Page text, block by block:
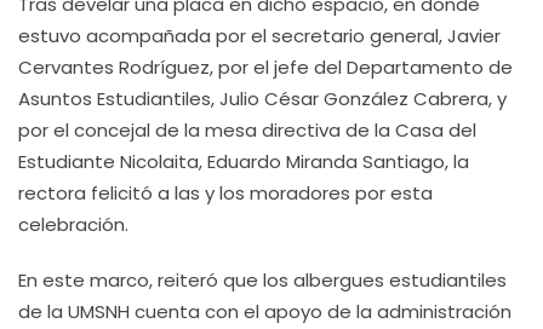
estuvo acompañada por el secretario general, Javier
Cervantes Rodríguez, por el jefe del Departamento de
Asuntos Estudiantiles, Julio César González Cabrera, y
por el concejal de la mesa directiva de la Casa del
Estudiante Nicolaita, Eduardo Miranda Santiago, la
rectora felicitó a las y los moradores por esta
celebración.
En este marco, reiteró que los albergues estudiantiles
de la UMSNH cuenta con el apoyo de la administración